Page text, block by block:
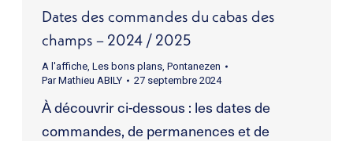
Dates des commandes du cabas des
champs – 2024 / 2025
A l'affiche, Les bons plans, Pontanezen
ParMathieu ABILY 27 septembre 2024
À découvrir ci-dessous : les dates de
commandes, de permanences et de